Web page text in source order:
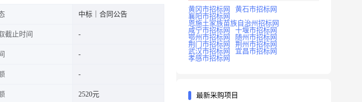
中标｜合同公告
截止时间
2520元
黄冈市招标网
黄石市招标网
襄阳市招标网
恩施土家族苗族自治州招标网
咸宁市招标网
十堰市招标网
鄂州市招标网
随州市招标网
荆门市招标网
荆州市招标网
武汉市招标网
宜昌市招标网
孝感市招标网
最新采购项目